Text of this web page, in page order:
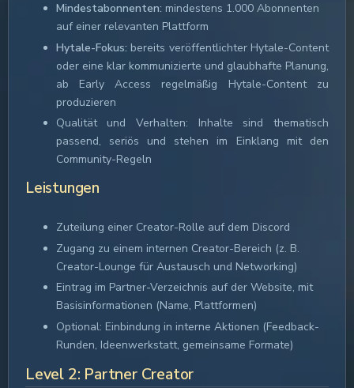
Mindestabonnenten: mindestens 1.000 Abonnenten
auf einer relevanten Plattform
Hytale-Fokus: bereits veröffentlichter Hytale-Content
oder eine klar kommunizierte und glaubhafte Planung,
ab Early Access regelmäßig Hytale-Content zu
produzieren
Qualität und Verhalten: Inhalte sind thematisch
passend, seriös und stehen im Einklang mit den
Community-Regeln
Leistungen
Zuteilung einer Creator-Rolle auf dem Discord
Zugang zu einem internen Creator-Bereich (z. B.
Creator-Lounge für Austausch und Networking)
Eintrag im Partner-Verzeichnis auf der Website, mit
Basisinformationen (Name, Plattformen)
Optional: Einbindung in interne Aktionen (Feedback-
Runden, Ideenwerkstatt, gemeinsame Formate)
Level 2: Partner Creator